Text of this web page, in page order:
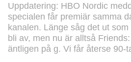
Uppdatering: HBO Nordic
specialen får premiär samma
kanalen. Länge såg det ut
bli av, men nu är alltså
äntligen på g. Vi får återse 90-